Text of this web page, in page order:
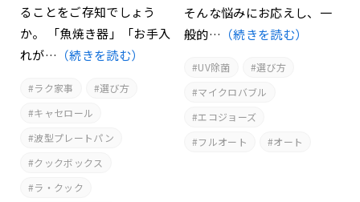
ることをご存知でしょう
か。 「魚焼き器」「お手入
れが… （続きを読む）
ラク家事
選び方
キャセロール
波型プレートパン
クックボックス
ラ・クック
そんな悩みにお応えし、一
般的… （続きを読む）
UV除菌
選び方
マイクロバブル
エコジョーズ
フルオート
オート